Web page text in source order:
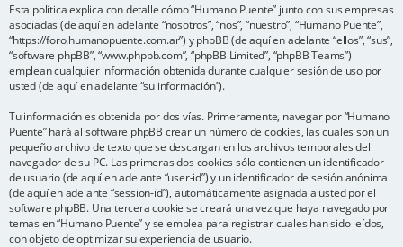
Esta política explica con detalle cómo “Humano Puente” junto con sus empresas
asociadas (de aquí en adelante “nosotros”, “nos”, “nuestro”, “Humano Puente”,
“https://foro.humanopuente.com.ar”) y phpBB (de aquí en adelante “ellos”, “sus”,
“software phpBB”, “www.phpbb.com”, “phpBB Limited”, “phpBB Teams”)
emplean cualquier información obtenida durante cualquier sesión de uso por
usted (de aquí en adelante “su información”).
Tu información es obtenida por dos vías. Primeramente, navegar por “Humano
Puente” hará al software phpBB crear un número de cookies, las cuales son un
pequeño archivo de texto que se descargan en los archivos temporales del
navegador de su PC. Las primeras dos cookies sólo contienen un identificador
de usuario (de aquí en adelante “user-id”) y un identificador de sesión anónima
(de aquí en adelante “session-id”), automáticamente asignada a usted por el
software phpBB. Una tercera cookie se creará una vez que haya navegado por
temas en “Humano Puente” y se emplea para registrar cuales han sido leídos,
con objeto de optimizar su experiencia de usuario.